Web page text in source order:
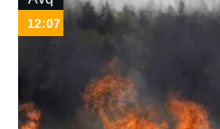
12:07